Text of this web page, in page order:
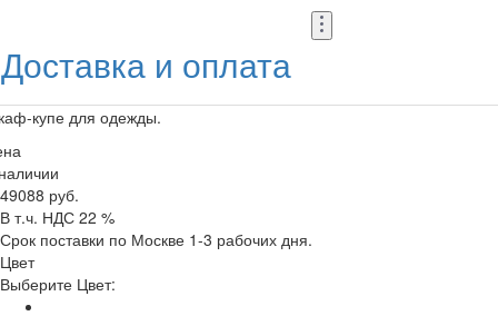
Доставка и оплата
купе для одежды.
49088 руб.
В т.ч. НДС 22 %
Срок поставки по Москве 1-3 рабочих дня.
Цвет
Выберите Цвет: